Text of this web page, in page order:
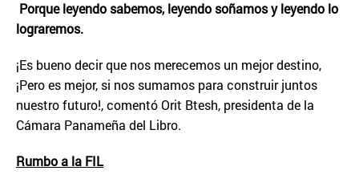
Porque leyendo sabemos, leyendo soñamos y leyendo lo
lograremos.
¡Es bueno decir que nos merecemos un mejor destino,
¡Pero es mejor, si nos sumamos para construir juntos
nuestro futuro!, comentó Orit Btesh, presidenta de la
Cámara Panameña del Libro.
Rumbo a la FIL